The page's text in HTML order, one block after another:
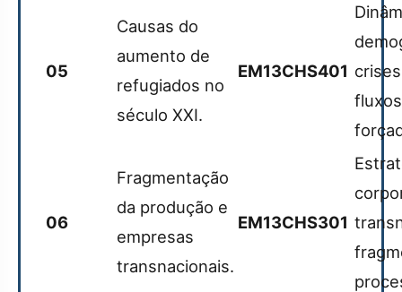
05
Causas do
aumento de
refugiados no
século XXI.
EM13CHS401
06
Fragmentação
da produção e
empresas
transnacionais.
EM13CHS301